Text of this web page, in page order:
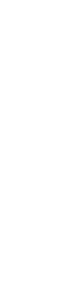
puede
En este
información
de la
proveer
de la
conservación.
electrónico
prestación de
gobierno del
en materia
pública,